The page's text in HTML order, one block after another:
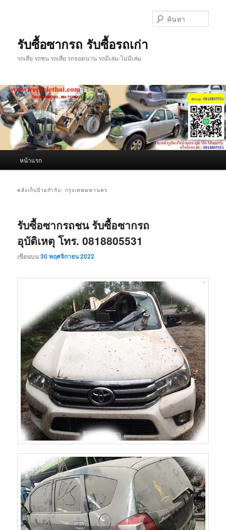
รับซื้อซากรถ รับซื้อรถเก่า
รถเสีย รถชน รถเสีย รถจอดนาน รถมีเล่ม-ไม่มีเล่ม
หน้าแรก
คลังเก็บป้ายกำกับ:กรุงเทพมหานคร
รับซื้อซากรถชน รับซื้อซากรถ
อุบัติเหตุ โทร. 0818805531
เขียนบน30 พฤศจิกายน 2022